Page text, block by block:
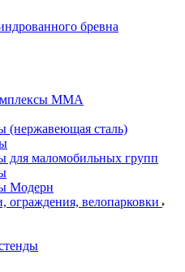
бревна
ММА
(нержавеющая сталь)
для маломобильных групп
Модерн
ограждения, велопарковки